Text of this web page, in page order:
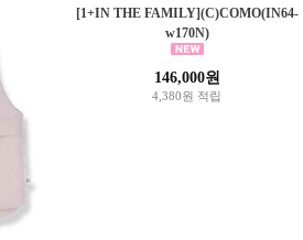
[1+IN THE FAMILY](C)COMO(IN64-
w170N)
146,000원
4,380원 적립